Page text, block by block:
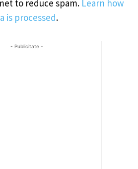
to reduce spam. Learn how
is processed.
- Publicitate -